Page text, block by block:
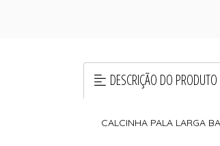
DESCRIÇÃO DO PRODUTO
CALCINHA PALA LARGA